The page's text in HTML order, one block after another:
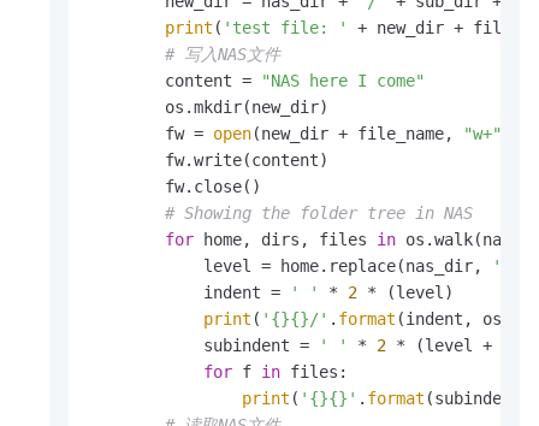
print ( 'test file: '
+ new_dir +
# 写入NAS文件
        content =
"NAS here I come"
        os.mkdir(new_dir)
        fw =
open(new_dir + file_name, "w+"
        fw.write(content)
        fw.close()
# Showing the folder tree in NAS
for home, dirs, files in
            level = home.replace(nas_dir,
''
            indent =
' ' * 2 * (level)
print ( '{}{}/' . format (indent,
            subindent =
' ' * 2 * (level +
for f in files:
print ( '{}{}' . format